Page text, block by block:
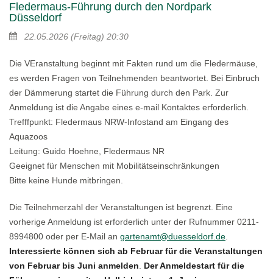
Fledermaus-Führung durch den Nordpark
Düsseldorf
22.05.2026 (Freitag) 20:30
Die VEranstaltung beginnt mit Fakten rund um die Fledermäuse,
es werden Fragen von Teilnehmenden beantwortet. Bei Einbruch
der Dämmerung startet die Führung durch den Park. Zur
Anmeldung ist die Angabe eines e-mail Kontaktes erforderlich.
Trefffpunkt: Fledermaus NRW-Infostand am Eingang des
Aquazoos
Leitung: Guido Hoehne, Fledermaus NR
Geeignet für Menschen mit Mobilitätseinschränkungen
Bitte keine Hunde mitbringen.
Die Teilnehmerzahl der Veranstaltungen ist begrenzt. Eine
vorherige Anmeldung ist erforderlich unter der Rufnummer 0211-
8994800 oder per E-Mail an gartenamt@duesseldorf.de
Interessierte können sich ab Februar für die Veranstaltungen
von Februar bis Juni anmelden
Der Anmeldestart für die